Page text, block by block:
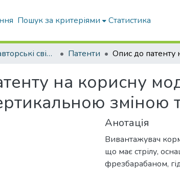
Пошук за критеріями Статистика
Патенти та авторські свідоцтва Патенти
на корисну
зміною
Анотація
Вивантажувач
що має стрілу,
фрезбарабаном,